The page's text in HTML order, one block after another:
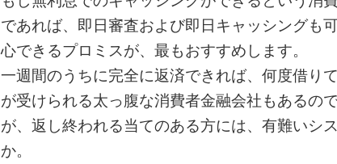
であれば、即日審査および即日キャッシングも
心できるプロミスが、最もおすすめします。
一週間のうちに完全に返済できれば、何度借り
が受けられる太っ腹な消費者金融会社もあるの
が、返し終われる当てのある方には、有難いシ
か。